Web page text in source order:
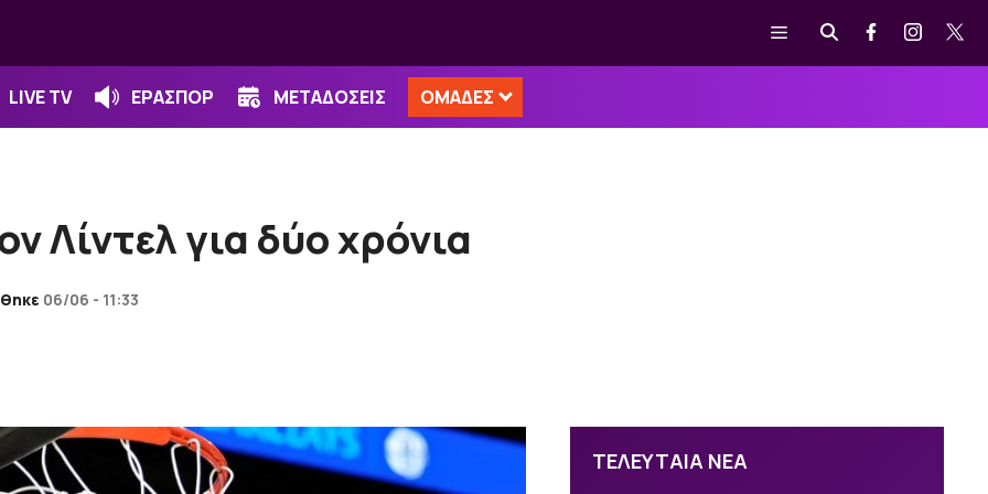
Μενού
LIVE TV ΕΡΑΣΠΟΡ ΜΕΤΑΔΟΣΕΙΣ ΟΜΑΔΕΣ
Λίντελ για δύο χρόνια
06/06 - 11:33
ΤΕΛΕΥΤΑΙΑ ΝΕΑ